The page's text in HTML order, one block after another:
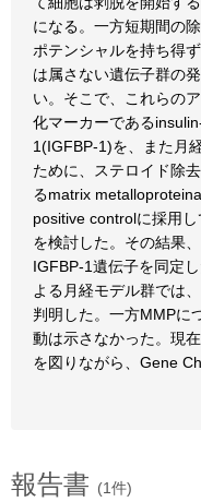
になる。一方短期間の
ポテンシャルを持ち得
は属さない遺伝子群の
い。そこで、これらの
化マーカーである
1(IGFBP-1)を、また月
ために、ステロイド除
るmatrix
positive controlに採用
を検討した。その結果
IGFBP-1遺伝子を同定
よる月経モデル群では
判明した。一方MMPに
動は示さなかった。現
を図りながら、Gene
報告書 (1件)